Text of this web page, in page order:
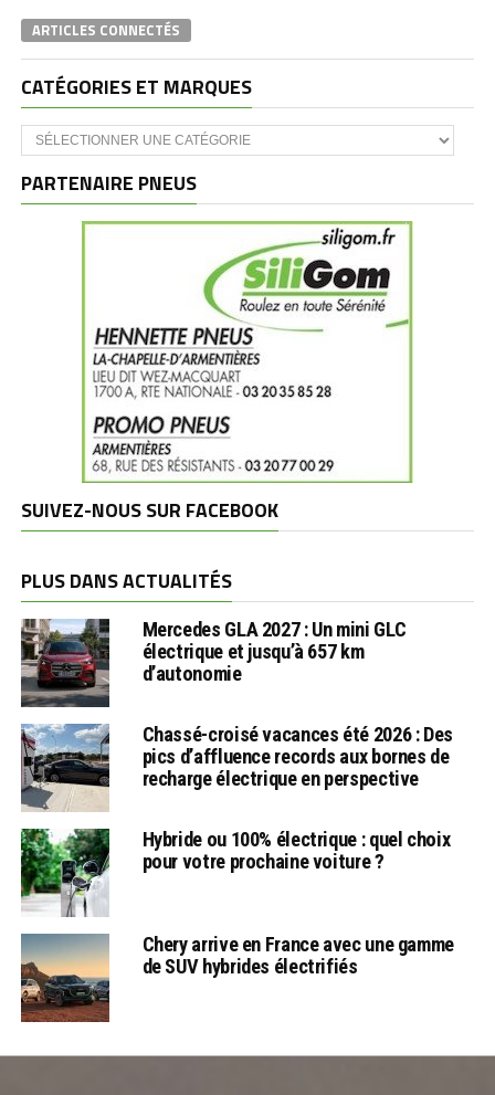
ARTICLES CONNECTÉS
CATÉGORIES ET MARQUES
Catégories
et
PARTENAIRE PNEUS
SUIVEZ-NOUS SUR FACEBOOK
PLUS DANS ACTUALITÉS
Mercedes GLA 2027 : Un mini GLC
électrique et jusqu’à 657 km
d’autonomie
Chassé-croisé vacances été 2026 : Des
pics d’affluence records aux bornes de
recharge électrique en perspective
Hybride ou 100% électrique : quel choix
pour votre prochaine voiture ?
Chery arrive en France avec une gamme
de SUV hybrides électrifiés